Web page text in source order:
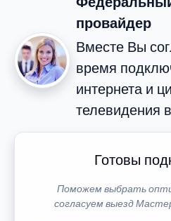
провайдер
Вместе Вы
время
интернета и
телевидения
Готовы
Поможем выбрать
согласуем выезд